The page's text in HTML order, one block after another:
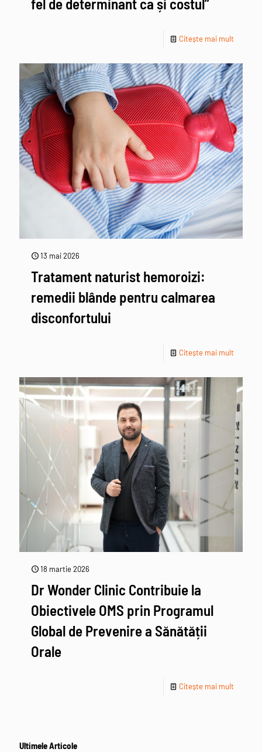
fel de determinant ca și costul”
Citește mai mult
13 mai 2026
Tratament naturist hemoroizi:
remedii blânde pentru calmarea
disconfortului
Citește mai mult
18 martie 2026
Dr Wonder Clinic Contribuie la
Obiectivele OMS prin Programul
Global de Prevenire a Sănătății
Orale
Citește mai mult
Ultimele Articole